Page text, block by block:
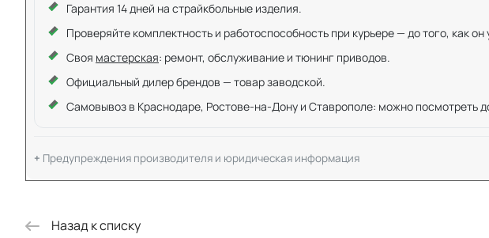
Гарантия 14 дней на страйкбольные изделия.
Проверяйте комплектность и работоспособность при курьере — до того, как он
Своя мастерская: ремонт, обслуживание и тюнинг приводов.
Официальный дилер брендов — товар заводской.
Самовывоз в Краснодаре, Ростове-на-Дону и Ставрополе: можно посмотреть
Предупреждения производителя и юридическая информация
Назад к списку